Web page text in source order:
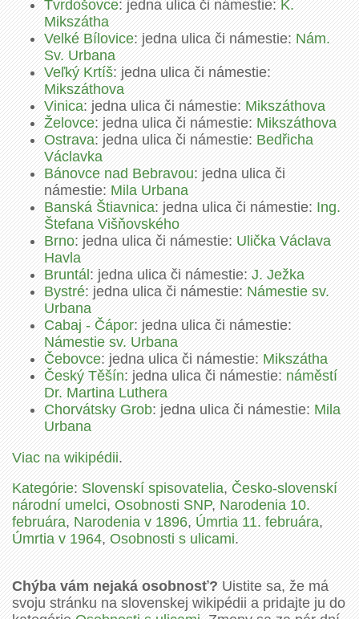
Tvrdošovce: jedna ulica či námestie:K.
Mikszátha
Velké Bílovice: jedna ulica či námestie:Nám.
Sv. Urbana
Veľký Krtíš: jedna ulica či námestie:
Mikszáthova
Vinica: jedna ulica či námestie:Mikszáthova
Želovce: jedna ulica či námestie:Mikszáthova
Ostrava: jedna ulica či námestie:Bedřicha
Václavka
Bánovce nad Bebravou: jedna ulica či
námestie:Mila Urbana
Banská Štiavnica: jedna ulica či námestie:Ing.
Štefana Višňovského
Brno: jedna ulica či námestie:Ulička Václava
Havla
Bruntál: jedna ulica či námestie:J. Ježka
Bystré: jedna ulica či námestie:Námestie sv.
Urbana
Cabaj - Čápor: jedna ulica či námestie:
Námestie sv. Urbana
Čebovce: jedna ulica či námestie:Mikszátha
Český Těšín: jedna ulica či námestie:náměstí
Dr. Martina Luthera
Chorvátsky Grob: jedna ulica či námestie:Mila
Urbana
Viac na wikipédii.
Kategórie:Slovenskí spisovatelia,Česko-slovenskí
národní umelci,Osobnosti SNP,Narodenia 10.
februára,Narodenia v 1896,Úmrtia 11. februára,
Úmrtia v 1964,Osobnosti s ulicami.
Chýba vám nejaká osobnosť?Uistite sa, že má
svoju stránku na slovenskej wikipédii a pridajte ju do